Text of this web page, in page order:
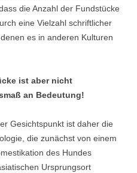
die Anzahl der Fundstücke
eine Vielzahl schriftlicher
es in anderen Kulturen
ist aber nicht
an Bedeutung!
Gesichtspunkt ist daher die
die zunächst von einem
des Hundes
Ursprungsort